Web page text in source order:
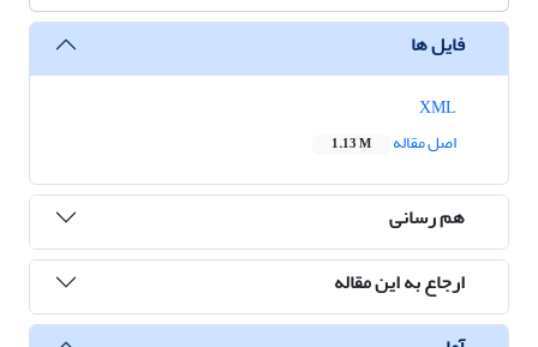
فایل ها
اصل مقاله
1.13 M
هم رسانی
ارجاع به این مقاله